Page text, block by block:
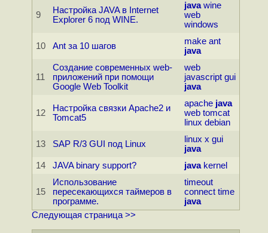
9
Настройка JAVA в Internet
Explorer 6 под WINE.
java wine
web
windows
10 Ant за 10 шагов make ant
java
11
Создание современных web-
приложений при помощи
Google Web Toolkit
web
javascript gui
java
12
Настройка связки Apache2 и
Tomcat5
apache java
web tomcat
linux debian
13 SAP R/3 GUI под Linux linux x gui
java
14
JAVA binary support? java kernel
15
Использование
пересекающихся таймеров в
программе.
timeout
connect time
java
Следующая страница >>